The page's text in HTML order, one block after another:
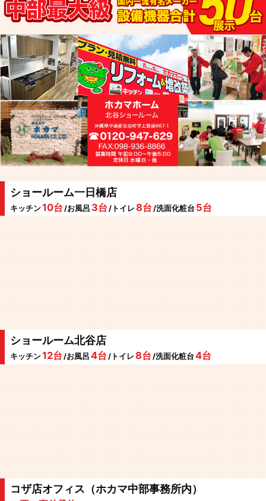
ショールーム一日橋店
キッチン10台 /お風呂 3台 /トイレ 8台 /洗面化粧台 5台
ショールーム北谷店
キッチン12台 /お風呂 4台 /トイレ 8台 /洗面化粧台 4台
コザ店オフィス（ホカマ中部事務所内）